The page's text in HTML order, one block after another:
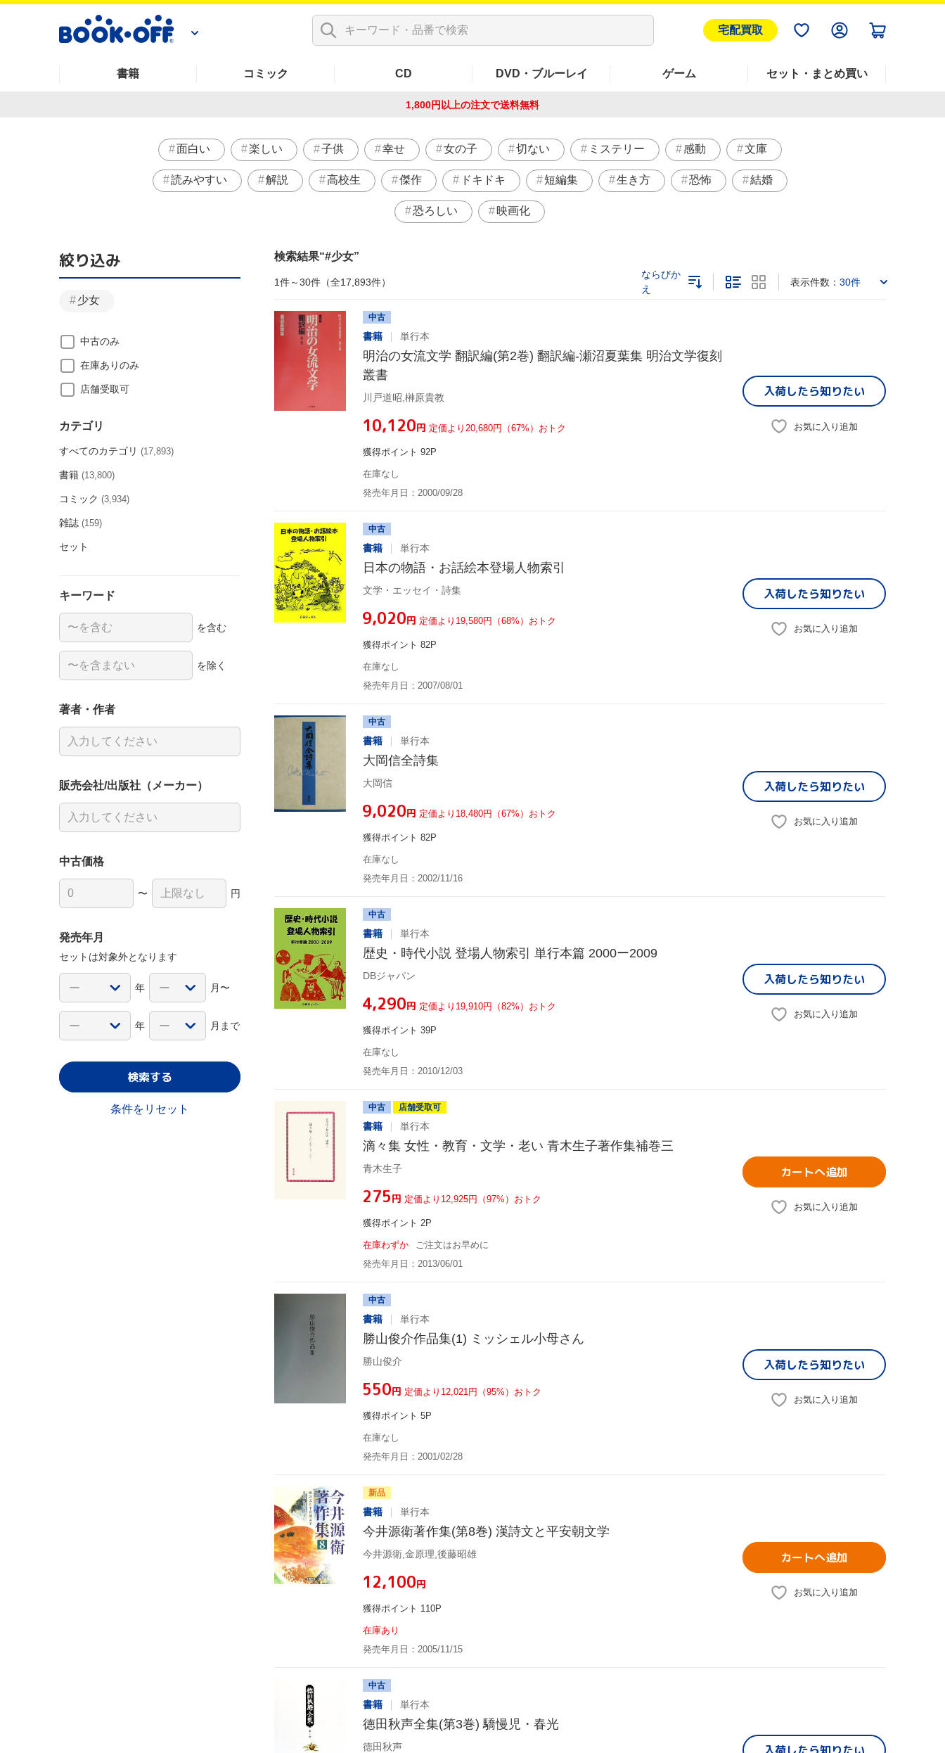
宅配買取
書籍 コミック CD DVD・ブルーレイ ゲーム セット・まとめ買い
1,800円以上の注文で送料無料
面白い 楽しい 子供 幸せ 女の子 切ない ミステリー 感動 文庫
読みやすい 解説 高校生 傑作 ドキドキ 短編集 生き方 恐怖 結婚
恐ろしい 映画化
検索結果 #少女
1件～30件（全17,893件）
ならびか
え
表示件数： 30件
中古
書籍 単行本
明治の女流文学 翻訳編(第2巻) 翻訳編-瀬沼夏葉集 明治文学復刻
叢書
川戸道昭,榊原貴教
¥10,120円 定価より20,680円（67%）おトク
獲得ポイント 92P
在庫なし
発売年月日：2000/09/28
入荷したら知りたい
お気に入り追加
中古
書籍 単行本
日本の物語・お話絵本登場人物索引
文学・エッセイ・詩集
¥9,020円 定価より19,580円（68%）おトク
獲得ポイント 82P
在庫なし
発売年月日：2007/08/01
入荷したら知りたい
お気に入り追加
中古
書籍 単行本
大岡信全詩集
大岡信
¥9,020円 定価より18,480円（67%）おトク
獲得ポイント 82P
在庫なし
発売年月日：2002/11/16
入荷したら知りたい
お気に入り追加
中古
書籍 単行本
歴史・時代小説 登場人物索引 単行本篇 2000ー2009
DBジャパン
¥4,290円 定価より19,910円（82%）おトク
獲得ポイント 39P
在庫なし
発売年月日：2010/12/03
入荷したら知りたい
お気に入り追加
中古 店舗受取可
書籍 単行本
滴々集 女性・教育・文学・老い 青木生子著作集補巻三
青木生子
¥275円 定価より12,925円（97%）おトク
獲得ポイント 2P
在庫わずか
ご注文はお早めに
発売年月日：2013/06/01
カートへ追加
お気に入り追加
中古
書籍 単行本
勝山俊介作品集(1) ミッシェル小母さん
勝山俊介
¥550円 定価より12,021円（95%）おトク
獲得ポイント 5P
在庫なし
発売年月日：2001/02/28
入荷したら知りたい
お気に入り追加
新品
書籍 単行本
今井源衛著作集(第8巻) 漢詩文と平安朝文学
今井源衛,金原理,後藤昭雄
¥12,100円
獲得ポイント 110P
在庫あり
発売年月日：2005/11/15
カートへ追加
お気に入り追加
中古
書籍 単行本
徳田秋声全集(第3巻) 驕慢児・春光
徳田秋声 入荷したら知りたい
絞り込み
少女
中古のみ
在庫ありのみ
店舗受取可
カテゴリ
すべてのカテゴリ (17,893)
書籍 (13,800)
コミック (3,934)
雑誌 (159)
セット
キーワード
を含む
を除く
著者・作者
販売会社/出版社（メーカー）
中古価格
〜 円
発売年月
セットは対象外となります
年 月〜
年 月まで
検索する
条件をリセット